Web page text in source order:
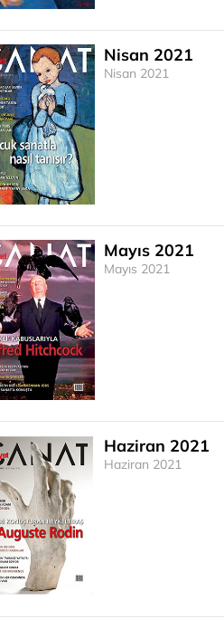
Nisan 2021
Nisan 2021
Mayıs 2021
Mayıs 2021
Haziran 2021
Haziran 2021